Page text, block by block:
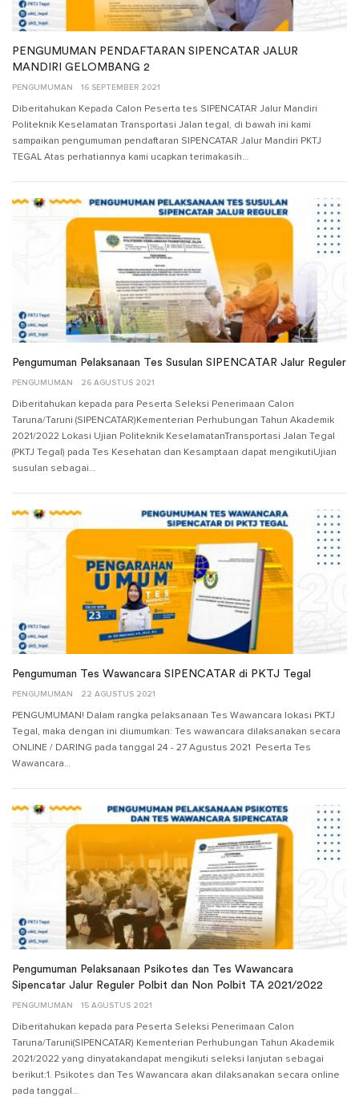
PENGUMUMAN PENDAFTARAN SIPENCATAR JALUR
MANDIRI GELOMBANG 2
PENGUMUMAN 16 SEPTEMBER 2021
Diberitahukan Kepada Calon Peserta tes SIPENCATAR Jalur Mandiri
Politeknik Keselamatan Transportasi Jalan tegal, di bawah ini kami
sampaikan pengumuman pendaftaran SIPENCATAR Jalur Mandiri PKTJ
TEGAL Atas perhatiannya kami ucapkan terimakasih…
Pengumuman Pelaksanaan Tes Susulan SIPENCATAR Jalur Reguler
PENGUMUMAN 26 AGUSTUS 2021
Diberitahukan kepada para Peserta Seleksi Penerimaan Calon
Taruna/Taruni (SIPENCATAR)Kementerian Perhubungan Tahun Akademik
2021/2022 Lokasi Ujian Politeknik KeselamatanTransportasi Jalan Tegal
(PKTJ Tegal) pada Tes Kesehatan dan Kesamptaan dapat mengikutiUjian
susulan sebagai…
Pengumuman Tes Wawancara SIPENCATAR di PKTJ Tegal
PENGUMUMAN 22 AGUSTUS 2021
PENGUMUMAN! Dalam rangka pelaksanaan Tes Wawancara lokasi PKTJ
Tegal, maka dengan ini diumumkan: Tes wawancara dilaksanakan secara
ONLINE / DARING pada tanggal 24 - 27 Agustus 2021 Peserta Tes
Wawancara…
Pengumuman Pelaksanaan Psikotes dan Tes Wawancara
Sipencatar Jalur Reguler Polbit dan Non Polbit TA 2021/2022
PENGUMUMAN 15 AGUSTUS 2021
Diberitahukan kepada para Peserta Seleksi Penerimaan Calon
Taruna/Taruni(SIPENCATAR) Kementerian Perhubungan Tahun Akademik
2021/2022 yang dinyatakandapat mengikuti seleksi lanjutan sebagai
berikut:1. Psikotes dan Tes Wawancara akan dilaksanakan secara online
pada tanggal…